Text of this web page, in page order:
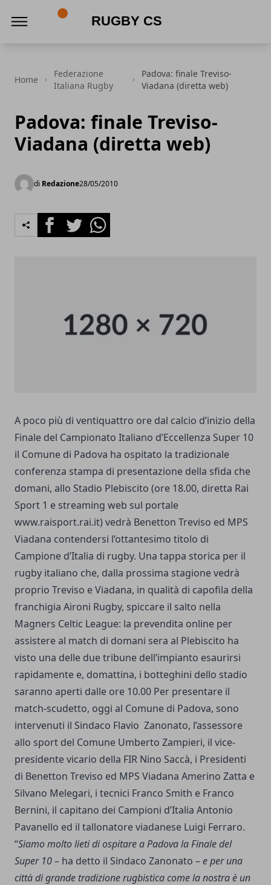
Home
Federazione
Italiana Rugby
Padova: finale Treviso-
Viadana (diretta web)
Padova: finale Treviso-
Viadana (diretta web)
di Redazione28/05/2010
FacebookTwitterWhatsapp
A poco più di ventiquattro ore dal calcio d’inizio della
Finale del Campionato Italiano d’Eccellenza Super 10
il Comune di Padova ha ospitato la tradizionale
conferenza stampa di presentazione della sfida che
domani, allo Stadio Plebiscito (ore 18.00, diretta Rai
Sport 1 e streaming web sul portale
www.raisport.rai.it) vedrà Benetton Treviso ed MPS
Viadana contendersi l’ottantesimo titolo di
Campione d’Italia di rugby. Una tappa storica per il
rugby italiano che, dalla prossima stagione vedrà
proprio Treviso e Viadana, in qualità di capofila della
franchigia Aironi Rugby, spiccare il salto nella
Magners Celtic League: la prevendita online per
assistere al match di domani sera al Plebiscito ha
visto una delle due tribune dell’impianto esaurirsi
rapidamente e, domattina, i botteghini dello stadio
saranno aperti dalle ore 10.00 Per presentare il
match-scudetto, oggi al Comune di Padova, sono
intervenuti il Sindaco Flavio Zanonato, l’assessore
allo sport del Comune Umberto Zampieri, il vice-
presidente vicario della FIR Nino Saccà, i Presidenti
di Benetton Treviso ed MPS Viadana Amerino Zatta e
Silvano Melegari, i tecnici Franco Smith e Franco
Bernini, il capitano dei Campioni d’Italia Antonio
Pavanello ed il tallonatore viadanese Luigi Ferraro.
“Siamo molto lieti di ospitare a Padova la Finale del
Super 10– ha detto il Sindaco Zanonato –e per una
città di grande tradizione rugbistica come la nostra è un